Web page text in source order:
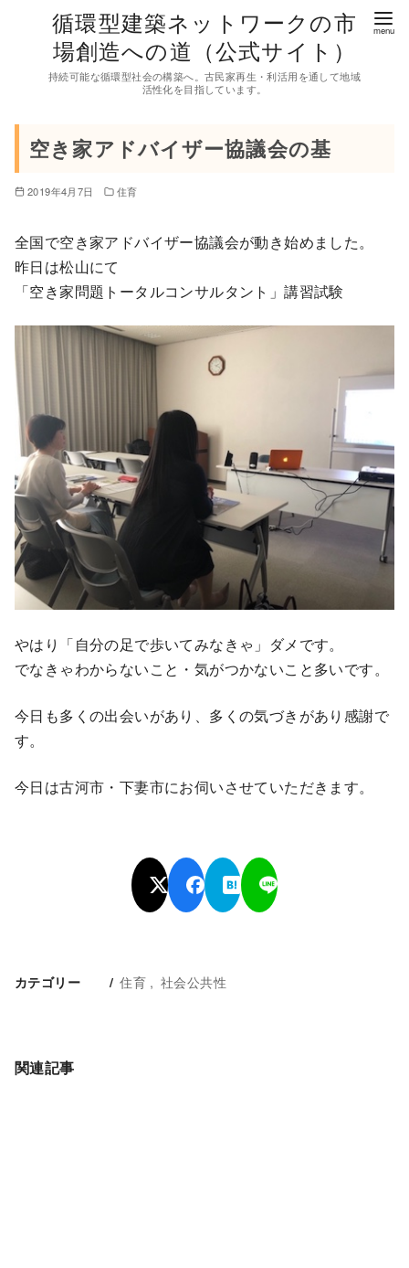
循環型建築ネットワークの市
場創造への道（公式サイト）
持続可能な循環型社会の構築へ。古民家再生・利活用を通して地域
活性化を目指しています。
空き家アドバイザー協議会の基
2019年4月7日 住育
全国で空き家アドバイザー協議会が動き始めました。
昨日は松山にて
「空き家問題トータルコンサルタント」講習試験
やはり「自分の足で歩いてみなきゃ」ダメです。
でなきゃわからないこと・気がつかないこと多いです。
今日も多くの出会いがあり、多くの気づきがあり感謝で
す。
今日は古河市・下妻市にお伺いさせていただきます。
カテゴリー 住育 社会公共性
関連記事